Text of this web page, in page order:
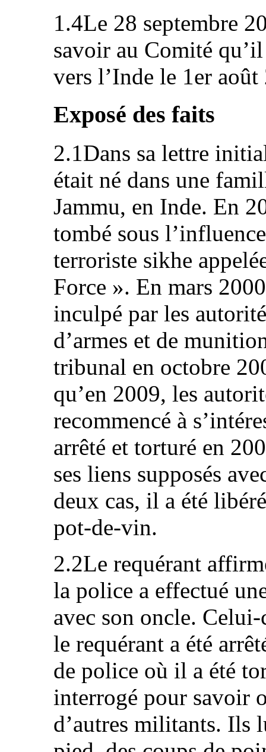
1.4Le 28 septembre
savoir au Comité
vers l’Inde le 1er août
Exposé des faits
2.1Dans sa lettre
était né dans une
Jammu, en Inde. En
tombé sous
terroriste sikhe
Force ». En mars
inculpé par les
d’armes et de
tribunal en octobre
qu’en 2009, les
recommencé à
arrêté et torturé en
ses liens supposés
deux cas, il a été
pot-de-vin.
2.2Le requérant
la police a effectué
avec son oncle. Celui-
le requérant a été
de police où il a été
interrogé pour savoir
d’autres militants. Ils